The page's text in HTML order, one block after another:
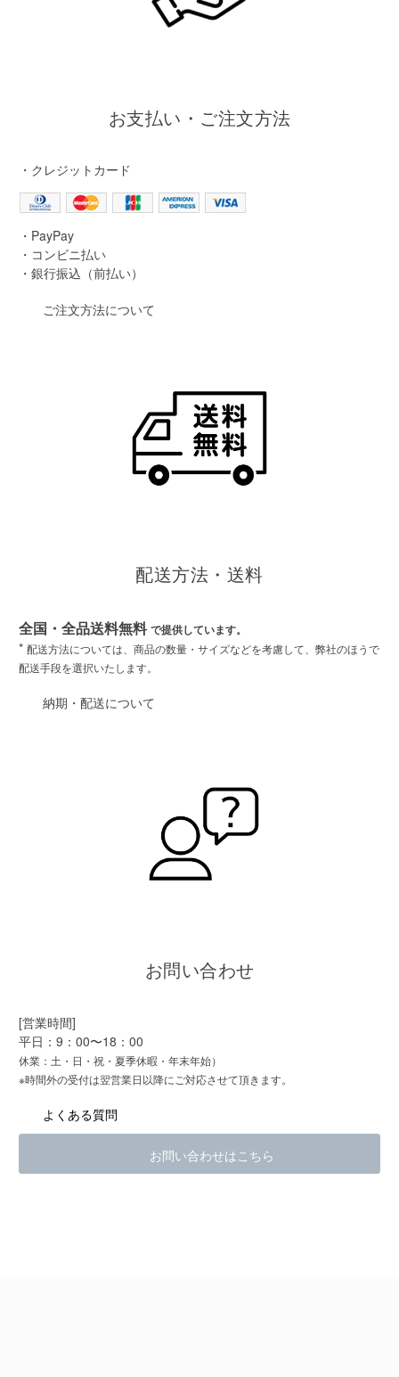
お支払い・ご注文方法
・クレジットカード
・PayPay
・コンビニ払い
・銀行振込（前払い）
ご注文方法について
配送方法・送料
全国・全品送料無料 で提供しています。
* 配送方法については、商品の数量・サイズなどを考慮して、弊社のほうで
配送手段を選択いたします。
納期・配送について
お問い合わせ
[営業時間]
平日：9：00〜18：00
休業：土・日・祝・夏季休暇・年末年始）
※時間外の受付は翌営業日以降にご対応させて頂きます。
よくある質問
お問い合わせはこちら